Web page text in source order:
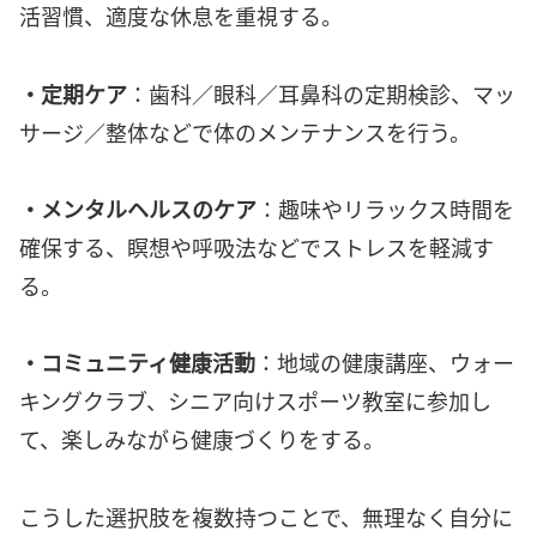
活習慣、適度な休息を重視する。
・定期ケア ：歯科／眼科／耳鼻科の定期検診、マッ
サージ／整体などで体のメンテナンスを行う。
・メンタルヘルスのケア ：趣味やリラックス時間を
確保する、瞑想や呼吸法などでストレスを軽減す
る。
・コミュニティ健康活動 ：地域の健康講座、ウォー
キングクラブ、シニア向けスポーツ教室に参加し
て、楽しみながら健康づくりをする。
こうした選択肢を複数持つことで、無理なく自分に